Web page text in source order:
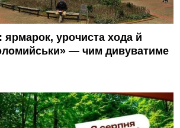
урочиста хода й
— чим дивуватиме